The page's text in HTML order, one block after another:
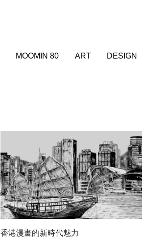
MOOMIN 80 ART DESIGN
香港漫畫的新時代魅力